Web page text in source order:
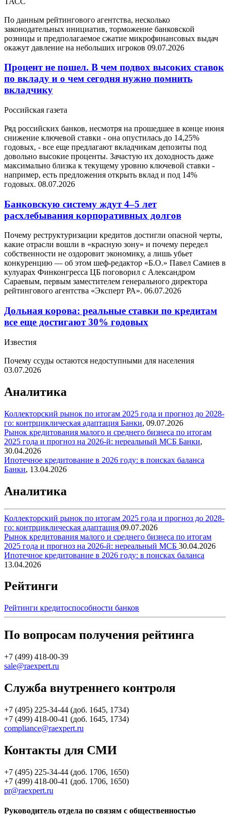
По данным рейтингового агентства, несколько
законодательных инициатив, торможение банковской
розницы и предполагаемое сжатие микрофинансовых выдач
окажут давление на небольших игроков 09.07.2026
Процент не пошел. В чем подвох высоких ставок
по вкладу и о чем сегодня нужно помнить
вкладчику
Российская газета
Ряд российских банков, несмотря на прошедшее в конце июня
снижение ключевой ставки - она опустилась до 14,25%
годовых, - все еще предлагают вкладчикам депозиты под
довольно высокие проценты. Зачастую их доходность даже
максимально близка к текущему уровню ключевой ставки -
например, есть предложения открыть вклад и под 14%
годовых. 08.07.2026
Банковскую систему ждут 4–5 лет
расхлебывания корпоративных долгов
Почему реструктуризации кредитов достигли опасной черты,
какие отрасли вошли в «красную зону» и почему передел
собственности не оздоровит экономику, а лишь убьет
конкуренцию — об этом шеф-редактор «Б.О.» Павел Самиев в
кулуарах Финконгресса ЦБ поговорил с Александром
Сараевым, первым заместителем генерального директора
рейтингового агентства «Эксперт РА». 06.07.2026
Дольная корова: реальные ставки по кредитам
все еще достигают 30% годовых
Известия
Почему ссуды остаются недоступными для населения
03.07.2026
Аналитика
Коллекторский рынок по итогам 2025 года и прогноз до 2028-
го: контрциклическая адаптация Банки, 09.07.2026
Рынок кредитования малого и среднего бизнеса по итогам
2025 года и прогноз на 2026-й: нереальный МСБ Банки,
30.04.2026
Ипотечное кредитование в 2026 году: в поисках баланса
Банки, 13.04.2026
Аналитика
Коллекторский рынок по итогам 2025 года и прогноз до 2028-
го: контрциклическая адаптация 09.07.2026
Рынок кредитования малого и среднего бизнеса по итогам
2025 года и прогноз на 2026-й: нереальный МСБ 30.04.2026
Ипотечное кредитование в 2026 году: в поисках баланса
13.04.2026
Рейтинги
Рейтинги кредитоспособности банков
По вопросам получения рейтинга
+7 (499) 418-00-39
sale@raexpert.ru
Служба внутреннего контроля
+7 (495) 225-34-44 (доб. 1645, 1734)
+7 (499) 418-00-41 (доб. 1645, 1734)
compliance@raexpert.ru
Контакты для СМИ
+7 (495) 225-34-44 (доб. 1706, 1650)
+7 (499) 418-00-41 (доб. 1706, 1650)
pr@raexpert.ru
Руководитель отдела по связям с общественностью